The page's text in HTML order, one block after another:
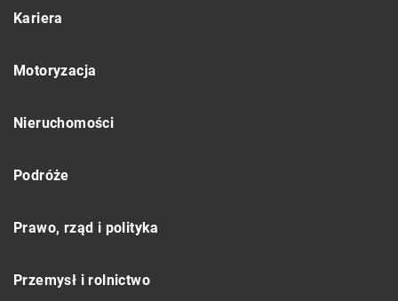
Kariera
Motoryzacja
Nieruchomości
Podróże
Prawo, rząd i polityka
Przemysł i rolnictwo